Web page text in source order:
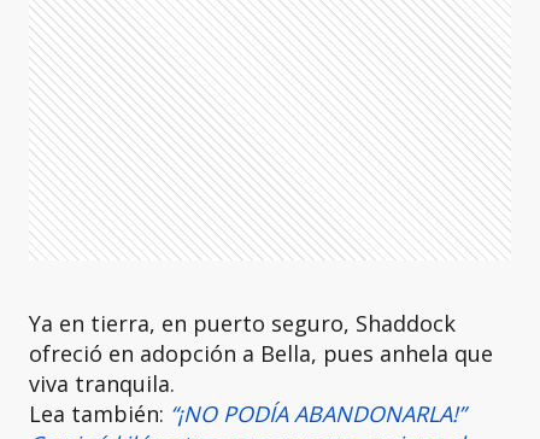
Ya en tierra, en puerto seguro, Shaddock
ofreció en adopción a Bella, pues anhela que
viva tranquila.
Lea también: “¡NO PODÍA ABANDONARLA!”